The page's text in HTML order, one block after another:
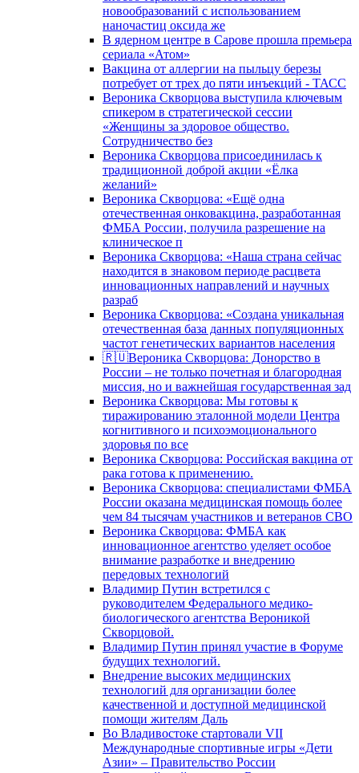
новообразований с использованием
наночастиц оксида же
В ядерном центре в Сарове прошла премьера
сериала «Атом»
Вакцина от аллергии на пыльцу березы
потребует от трех до пяти инъекций - ТАСС
Вероника Скворцова выступила ключевым
спикером в стратегической сессии
«Женщины за здоровое общество.
Сотрудничество без
Вероника Скворцова присоединилась к
традиционной доброй акции «Ёлка
желаний»
Вероника Скворцова: «Ещё одна
отечественная онковакцина, разработанная
ФМБА России, получила разрешение на
клиническое п
Вероника Скворцова: «Наша страна сейчас
находится в знаковом периоде расцвета
инновационных направлений и научных
разраб
Вероника Скворцова: «Создана уникальная
отечественная база данных популяционных
частот генетических вариантов населения
🇷🇺Вероника Скворцова: Донорство в
России – не только почетная и благородная
миссия, но и важнейшая государственная зад
Вероника Скворцова: Мы готовы к
тиражированию эталонной модели Центра
когнитивного и психоэмоционального
здоровья по все
Вероника Скворцова: Российская вакцина от
рака готова к применению.
Вероника Скворцова: специалистами ФМБА
России оказана медицинская помощь более
чем 84 тысячам участников и ветеранов СВО
Вероника Скворцова: ФМБА как
инновационное агентство уделяет особое
внимание разработке и внедрению
передовых технологий
Владимир Путин встретился с
руководителем Федерального медико-
биологического агентства Вероникой
Скворцовой.
Владимир Путин принял участие в Форуме
будущих технологий.
Внедрение высоких медицинских
технологий для организации более
качественной и доступной медицинской
помощи жителям Даль
Во Владивостоке стартовали VII
Международные спортивные игры «Дети
Азии» – Правительство России